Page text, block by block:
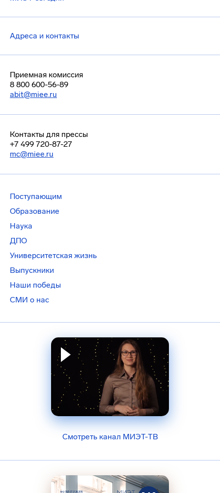
Адреса и контакты
Приемная комиссия
8 800 600-56-89
abit@miee.ru
Контакты для прессы
+7 499 720-87-27
mc@miee.ru
Поступающим
Образование
Наука
ДПО
Университетская жизнь
Выпускники
Наши победы
СМИ о нас
Смотреть канал МИЭТ-ТВ